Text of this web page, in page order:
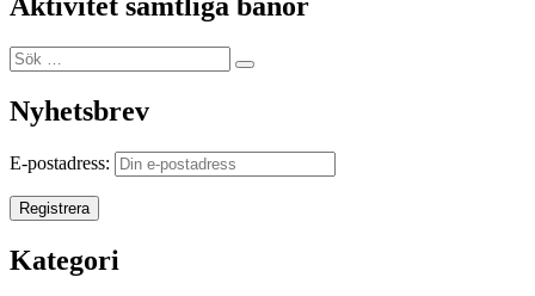
Aktivitet samtliga banor
Sök
efter:
Sök
Nyhetsbrev
E-postadress:
Kategori